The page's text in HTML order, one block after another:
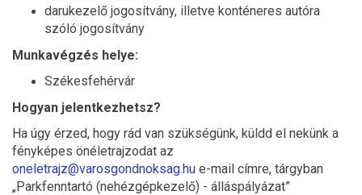
darukezelő jogosítvány, illetve konténeres autóra
szóló jogosítvány
Munkavégzés helye:
Székesfehérvár
Hogyan jelentkezhetsz?
Ha úgy érzed, hogy rád van szükségünk, küldd el nekünk a
fényképes önéletrajzodat az
oneletrajz@varosgondnoksag.hu e-mail címre, tárgyban
„Parkfenntartó (nehézgépkezelő) - álláspályázat”